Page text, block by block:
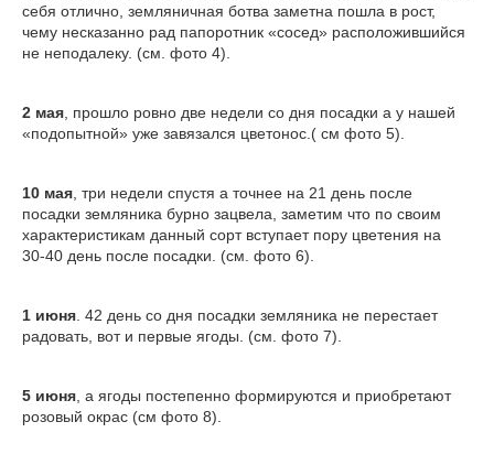
себя отлично, земляничная ботва заметна пошла в рост,
чему несказанно рад папоротник «сосед» расположившийся
не неподалеку. (см. фото 4).
2 мая , прошло ровно две недели со дня посадки а у нашей
«подопытной» уже завязался цветонос.( см фото 5).
10 мая , три недели спустя а точнее на 21 день после
посадки земляника бурно зацвела, заметим что по своим
характеристикам данный сорт вступает пору цветения на
30-40 день после посадки. (см. фото 6).
1 июня . 42 день со дня посадки земляника не перестает
радовать, вот и первые ягоды. (см. фото 7).
5 июня , а ягоды постепенно формируются и приобретают
розовый окрас (см фото 8).